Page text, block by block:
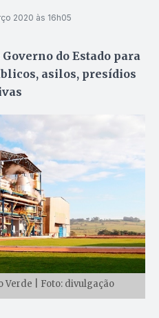
2020 às 16h05
do Estado para
asilos, presídios
Verde | Foto: divulgação